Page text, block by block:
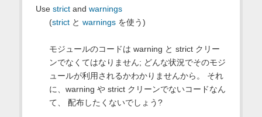
Use strictand warnings
(strictと warningsを使う)
モジュールのコードは warning と strict クリー
ンでなくてはなりません; どんな状況でそのモジ
ュールが利用されるかわかりませんから。 それ
に、warning や strict クリーンでないコードなん
て、 配布したくないでしょう?